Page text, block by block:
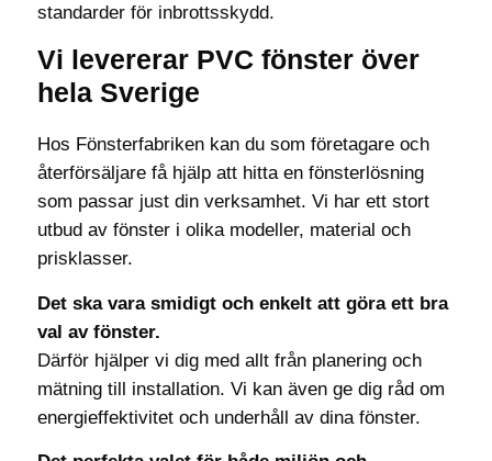
standarder för inbrottsskydd.
Vi levererar PVC fönster över
hela Sverige
Hos Fönsterfabriken kan du som företagare och
återförsäljare få hjälp att hitta en fönsterlösning
som passar just din verksamhet. Vi har ett stort
utbud av fönster i olika modeller, material och
prisklasser.
Det ska vara smidigt och enkelt att göra ett bra
val av fönster.
Därför hjälper vi dig med allt från planering och
mätning till installation. Vi kan även ge dig råd om
energieffektivitet och underhåll av dina fönster.